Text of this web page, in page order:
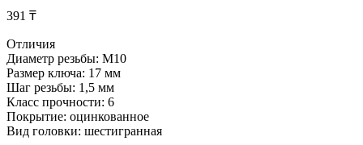
391 ₸
Отличия
Диаметр резьбы: М10
Размер ключа: 17 мм
Шаг резьбы: 1,5 мм
Класс прочности: 6
Покрытие: оцинкованное
Вид головки: шестигранная